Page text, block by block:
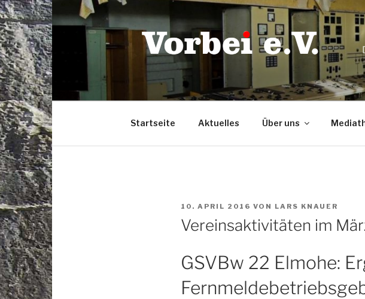
Zum
Inhalt
springen
Startseite Aktuelles Über uns
VERÖFFENTLICHT
AM
10. APRIL 2016 VON LARS KNAUER
Vereinsaktivitäten im
GSVBw 22 Elmohe: